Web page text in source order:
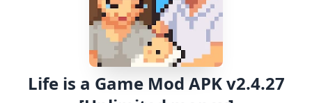
Life is a Game Mod APK v2.4.27